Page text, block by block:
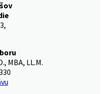
MBA, LL.M.